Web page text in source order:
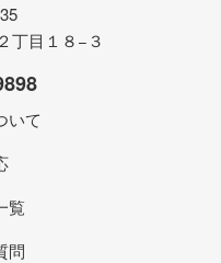
丁目１８−３
いて
覧
問